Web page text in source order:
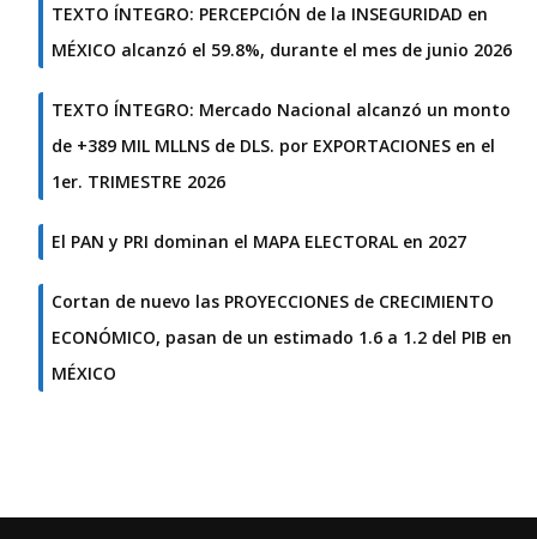
TEXTO ÍNTEGRO: PERCEPCIÓN de la INSEGURIDAD en
MÉXICO alcanzó el 59.8%, durante el mes de junio 2026
TEXTO ÍNTEGRO: Mercado Nacional alcanzó un monto
de +389 MIL MLLNS de DLS. por EXPORTACIONES en el
1er. TRIMESTRE 2026
El PAN y PRI dominan el MAPA ELECTORAL en 2027
Cortan de nuevo las PROYECCIONES de CRECIMIENTO
ECONÓMICO, pasan de un estimado 1.6 a 1.2 del PIB en
MÉXICO